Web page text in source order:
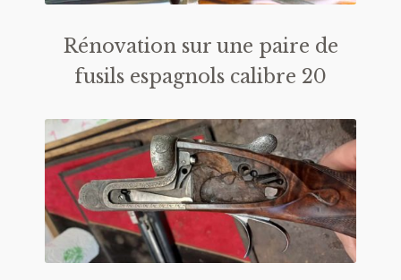
Rénovation sur une paire de
fusils espagnols calibre 20